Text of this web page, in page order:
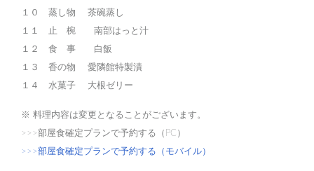
１０ 蒸し物 茶碗蒸し
１１ 止 椀 南部はっと汁
１２ 食 事 白飯
１３ 香の物 愛隣館特製漬
１４ 水菓子 大根ゼリー
※ 料理内容は変更となることがございます。
>>>部屋食確定プランで予約する（PC）
>>>部屋食確定プランで予約する（モバイル）